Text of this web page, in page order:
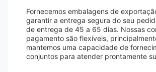
Fornecemos embalagens de
garantir a entrega segura do seu
de entrega de 45 a 65 dias. Nossas
pagamento são flexíveis,
mantemos uma capacidade de
conjuntos para atender prontamente